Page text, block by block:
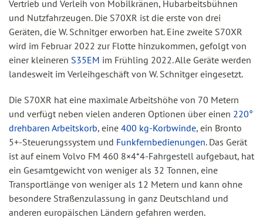
Vertrieb und Verleih von Mobilkränen, Hubarbeitsbühnen
und Nutzfahrzeugen. Die S70XR ist die erste von drei
Geräten, die W. Schnitger erworben hat. Eine zweite S70XR
wird im Februar 2022 zur Flotte hinzukommen, gefolgt von
einer kleineren S35EM im Frühling 2022. Alle Geräte werden
landesweit im Verleihgeschäft von W. Schnitger eingesetzt.
Die S70XR hat eine maximale Arbeitshöhe von 70 Metern
und verfügt neben vielen anderen Optionen über einen 220°
drehbaren Arbeitskorb, eine 400 kg-Korbwinde, ein Bronto
5+-Steuerungssystem und Funkfernbedienungen. Das Gerät
ist auf einem Volvo FM 460 8×4*4-Fahrgestell aufgebaut, hat
ein Gesamtgewicht von weniger als 32 Tonnen, eine
Transportlänge von weniger als 12 Metern und kann ohne
besondere Straßenzulassung in ganz Deutschland und
anderen europäischen Ländern gefahren werden.